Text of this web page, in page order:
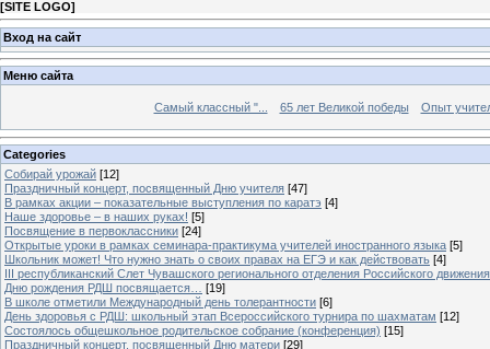
[SITE LOGO]
Вход на сайт
Меню сайта
Самый классный "... 65 лет Великой победы Опыт
Categories
Собирай урожай [12]
Праздничный концерт, посвященный Дню учителя [47]
В рамках акции – показательные выступления по каратэ [4]
Наше здоровье – в наших руках! [5]
Посвящение в первоклассники [24]
Открытые уроки в рамках семинара-практикума учителей иностранного языка [5]
Школьник может! Что нужно знать о своих правах на ЕГЭ и как действовать [4]
III республиканский Слет Чувашского регионального отделения Российского
Дню рождения РДШ посвящается…
[19]
В школе отметили Международный день толерантности [6]
День здоровья с РДШ: школьный этап Всероссийского турнира по шахматам [12]
Состоялось общешкольное родительское собрание (конференция) [15]
Праздничный концерт, посвященный Дню матери [29]